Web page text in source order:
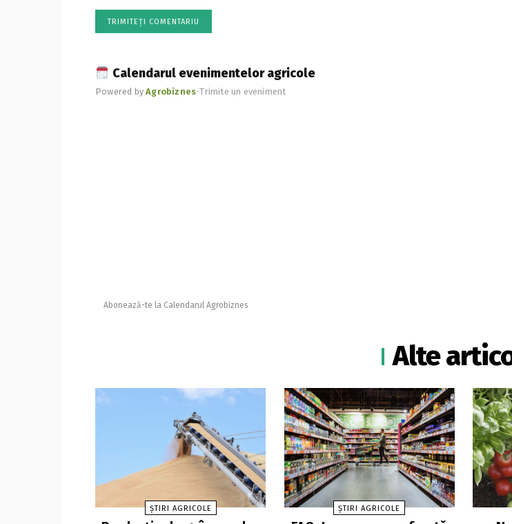
Calendarul evenimentelor agricole
Powered byAgrobiznes•Trimite un eveniment
Abonează-te la Calendarul Agrobiznes
Alte
ȘTIRI AGRICOLE ȘTIRI AGRICOLE